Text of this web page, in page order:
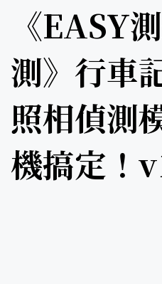
《EASY
測》行車
照相偵測
機搞定！